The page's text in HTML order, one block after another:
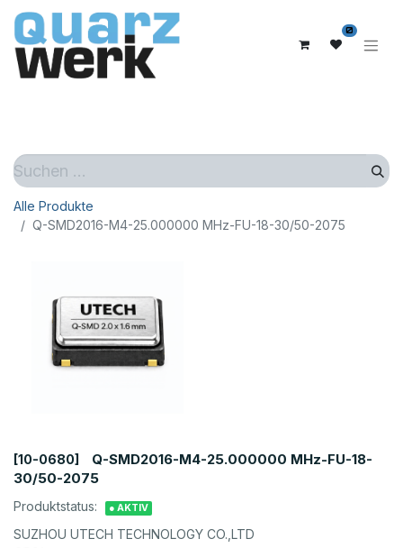
0
Alle Produkte
Q-SMD2016-M4-25.000000 MHz-FU-18-30/50-2075
[10-0680]
Q-SMD2016-M4-25.000000 MHz-FU-18-
30/50-2075
Produktstatus: ● AKTIV
SUZHOU UTECH TECHNOLOGY CO.,LTD